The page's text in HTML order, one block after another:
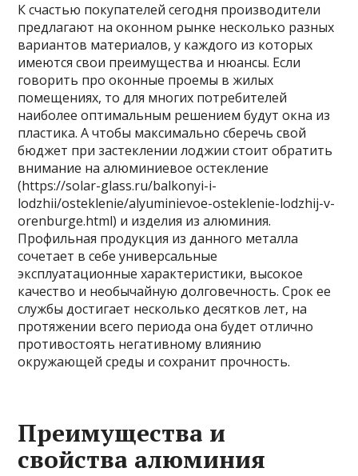
К счастью покупателей сегодня производители
предлагают на оконном рынке несколько разных
вариантов материалов, у каждого из которых
имеются свои преимущества и нюансы. Если
говорить про оконные проемы в жилых
помещениях, то для многих потребителей
наиболее оптимальным решением будут окна из
пластика. А чтобы максимально сберечь свой
бюджет при застеклении лоджии стоит обратить
внимание на алюминиевое остекление
(https://solar-glass.ru/balkonyi-i-
lodzhii/osteklenie/alyuminievoe-osteklenie-lodzhij-v-
orenburge.html) и изделия из алюминия.
Профильная продукция из данного металла
сочетает в себе универсальные
эксплуатационные характеристики, высокое
качество и необычайную долговечность. Срок ее
службы достигает несколько десятков лет, на
протяжении всего периода она будет отлично
противостоять негативному влиянию
окружающей среды и сохранит прочность.
Преимущества и
свойства алюминия